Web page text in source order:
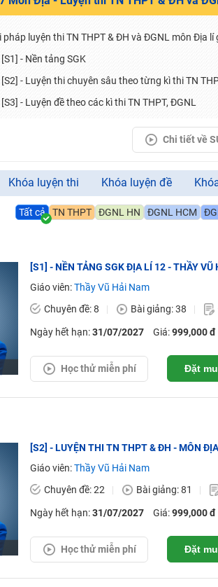
16-18/07/2025)
pháp luyện thi TN THPT & ĐH và ĐGNL môn Địa lí
[S1] - Nền tảng SGK
[S2] - Luyện thi chuyên sâu theo từng kì thi TN
[S3] - Luyện đề theo các kì thi TN THPT, ĐGNL
Chi tiết về
Khóa luyện thi Khóa luyện đề
Tất cả TN THPT ĐGNL HN ĐGNL HCM
[S1] - NỀN TẢNG SGK ĐỊA LÍ 12 - THẦY
Giáo viên:Thầy Vũ Hải Nam
Chuyên đề: 8
Bài giảng: 38
Ngày hết hạn:31/07/2027 Giá:999,000 đ
Học thử miễn phí Đặt
[S2] - LUYỆN THI TN THPT & ĐH - MÔN
Giáo viên:Thầy Vũ Hải Nam
Chuyên đề: 22
Bài giảng: 81
Ngày hết hạn:31/07/2027 Giá:999,000 đ
Học thử miễn phí Đặt